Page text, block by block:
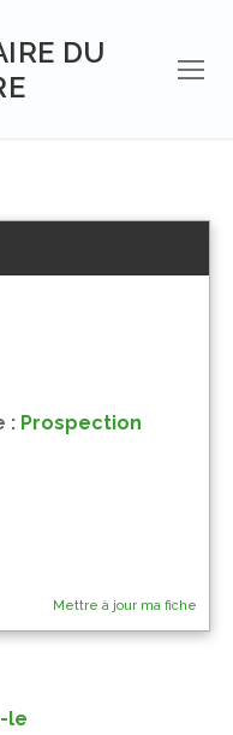
DU
: Prospection
Mettre à jour ma fiche
le